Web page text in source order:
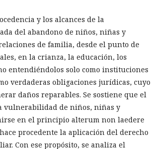
y los alcances de la
del abandono de niños, niñas y
de familia, desde el punto de
en la crianza, la educación, los
entendiéndolos solo como instituciones
verdaderas obligaciones jurídicas, cuyo
daños reparables. Se sostiene que el
vulnerabilidad de niños, niñas y
en el principio alterum non laedere
procedente la aplicación del derecho
Con ese propósito, se analiza el